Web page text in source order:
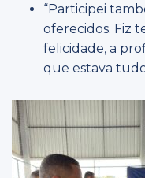
“Participei
oferecidos. Fiz
felicidade, a
que estava